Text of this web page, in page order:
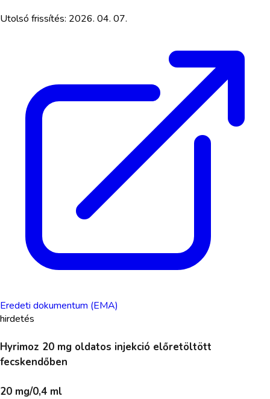
Utolsó frissítés: 2026. 04. 07.
Eredeti dokumentum (EMA)
hirdetés
Hyrimoz 20 mg oldatos injekció előretöltött
fecskendőben
20 mg/0,4 ml